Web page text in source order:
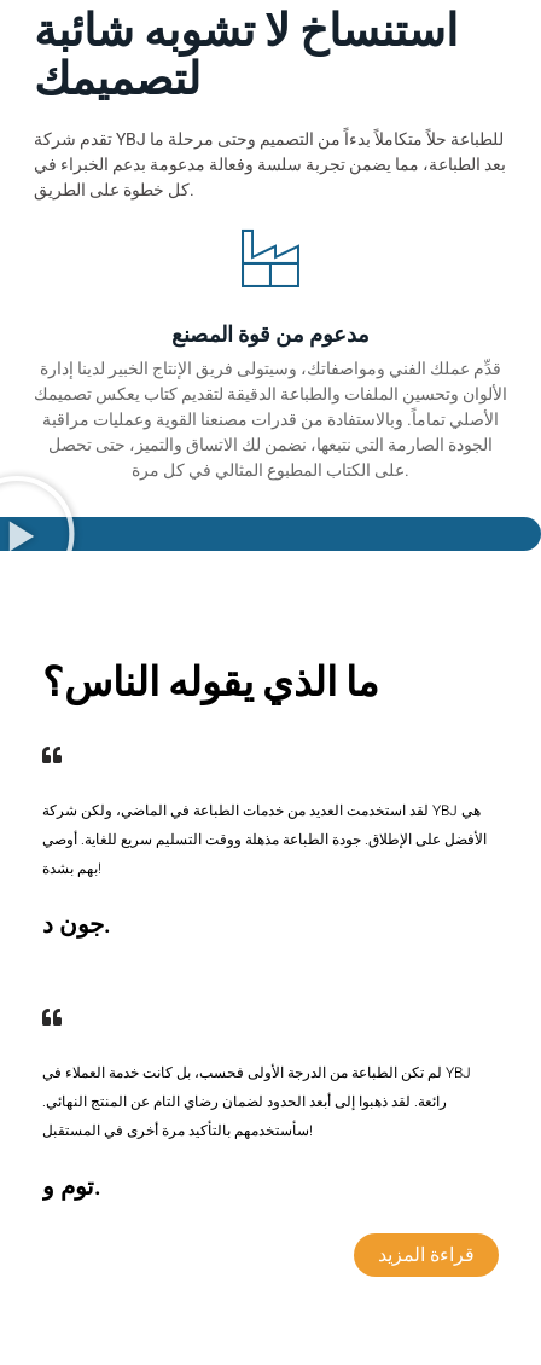
استنساخ لا تشوبه شائبة
لتصميمك
تقدم شركة YBJ للطباعة حلاً متكاملاً بدءاً من التصميم وحتى مرحلة ما
بعد الطباعة، مما يضمن تجربة سلسة وفعالة مدعومة بدعم الخبراء في
كل خطوة على الطريق.
مدعوم من قوة المصنع
قدِّم عملك الفني ومواصفاتك، وسيتولى فريق الإنتاج الخبير لدينا إدارة
الألوان وتحسين الملفات والطباعة الدقيقة لتقديم كتاب يعكس تصميمك
الأصلي تماماً. وبالاستفادة من قدرات مصنعنا القوية وعمليات مراقبة
الجودة الصارمة التي نتبعها، نضمن لك الاتساق والتميز، حتى تحصل
على الكتاب المطبوع المثالي في كل مرة.
ما الذي يقوله الناس؟
لقد استخدمت العديد من خدمات الطباعة في الماضي، ولكن شركة YBJ هي
الأفضل على الإطلاق. جودة الطباعة مذهلة ووقت التسليم سريع للغاية. أوصي
بهم بشدة!
جون د.
لم تكن الطباعة من الدرجة الأولى فحسب، بل كانت خدمة العملاء في YBJ
رائعة. لقد ذهبوا إلى أبعد الحدود لضمان رضاي التام عن المنتج النهائي.
سأستخدمهم بالتأكيد مرة أخرى في المستقبل!
توم و.
قراءة المزيد